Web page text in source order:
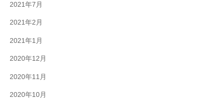
2021年7月
2021年2月
2021年1月
2020年12月
2020年11月
2020年10月